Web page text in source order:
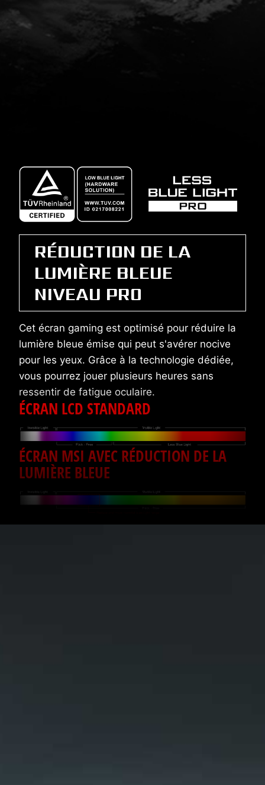
RÉDUCTION DE LA
LUMIÈRE BLEUE
NIVEAU PRO
Cet écran gaming est optimisé pour réduire la
lumière bleue émise qui peut s'avérer nocive
pour les yeux. Grâce à la technologie dédiée,
vous pourrez jouer plusieurs heures sans
ressentir de fatigue oculaire.
ÉCRAN LCD STANDARD
ÉCRAN MSI AVEC RÉDUCTION DE LA
LUMIÈRE BLEUE